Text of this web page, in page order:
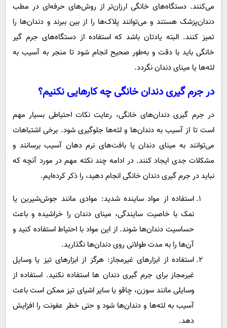
می‌کنند. دستگاه‌های خانگی ارزان‌تر از روش‌های حرفه‌ای در مطب
دندان‌پزشک هستند و می‌توانند پلاک‌ها را از بین ببرند و دندان‌ها را
تمیز کنند. البته یادتان باشد که استفاده از دستگاه‌های جرم گیر
خانگی باید با دقت و به‌طور صحیح انجام شود تا منجر به آسیب به
لثه‌ها یا مینای دندان نگردد.
در جرم گیری دندان خانگی چه کارهایی نکنیم؟
در جرم گیری دندان‌های خانگی، رعایت نکات احتیاطی بسیار مهم
است تا از آسیب به دندان‌ها و لثه‌ها جلوگیری شود. برخی اشتباهات
می‌توانند به مینای دندان یا بافت‌های نرم دهان آسیب برسانند و
مشکلات جدی ایجاد کنند. در ادامه چند نکته مهم در مورد آنچه که
نباید در جرم ‌گیری دندان خانگی انجام دهید، را ذکر کرده‌ایم.
استفاده از مواد ساینده شدید: موادی مانند جوش‌شیرین یا
نمک با خاصیت سایندگی، مینای دندان را خراشیده و باعث
حساسیت دندان‌ها شوند. از این مواد با احتیاط استفاده کنید و
آن‌ها را به مدت طولانی روی دندان‌ها نگذارید.
استفاده از ابزارهای غیرمجاز: هرگز از ابزارهای تیز یا وسایل
غیرمجاز برای جرم گیری دندان ها استفاده نکنید. استفاده از
وسایلی مانند سوزن، چاقو یا سایر اشیای تیز ممکن است باعث
آسیب به لثه‌ها و دندان‌ها شود و حتی خطر عفونت را افزایش
دهد.